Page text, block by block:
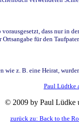
dass nur
für den
z. B. eine Heirat,
Paul Lüdtke
© 2009 by Paul Lüdke
zurück zu: Back to the